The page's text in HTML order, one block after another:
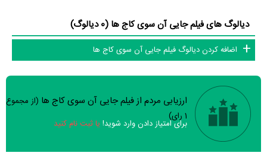
دیالوگ های فیلم جایی آن سوی کاج ها (0 دیالوگ)
اضافه کردن دیالوگ فیلم جایی آن سوی کاج ها
سوالات نظرسنجی ( 8 سوال)
ارزیابی مردم از فیلم جایی آن سوی کاج ها (از مجموع
1 رای)
برای امتیاز دادن وارد شوید! یا ثبت نام کنید